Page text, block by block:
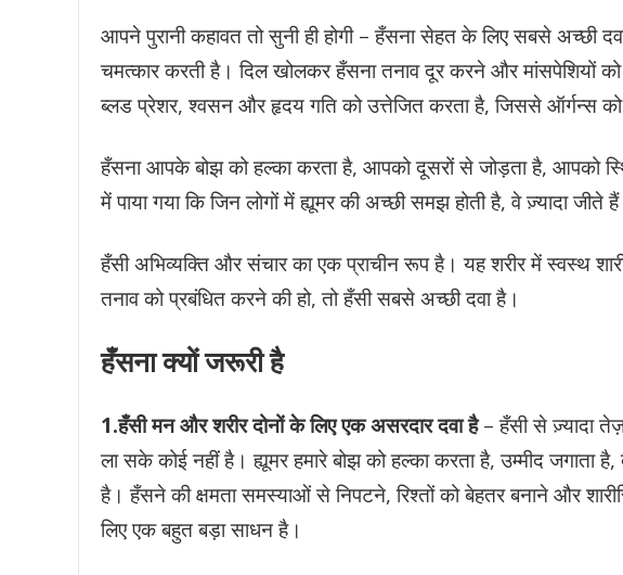
आपने पुरानी कहावत तो सुनी ही होगी – हँसना सेहत के लिए सबसे अच्छी
चमत्कार करती है। दिल खोलकर हँसना तनाव दूर करने और
ब्लड प्रेशर, श्वसन और हृदय गति को उत्तेजित करता है, जिससे ऑर्गन्स
हँसना आपके बोझ को हल्का करता है, आपको दूसरों से जोड़ता है, आपको
में पाया गया कि जिन लोगों में ह्यूमर की अच्छी समझ होती है, वे ज़्यादा जीते
हँसी अभिव्यक्ति और संचार का एक प्राचीन रूप है। यह शरीर में स्वस्थ
तनाव को प्रबंधित करने की हो, तो हँसी सबसे अच्छी दवा है।
हँसना क्यों जरूरी है
1.हँसी मन और शरीर दोनों के लिए एक असरदार दवा है– हँसी से ज़्यादा
ला सके कोई नहीं है। ह्यूमर हमारे बोझ को हल्का करता है, उम्मीद
है। हँसने की क्षमता समस्याओं से निपटने, रिश्तों को बेहतर बनाने और
लिए एक बहुत बड़ा साधन है।